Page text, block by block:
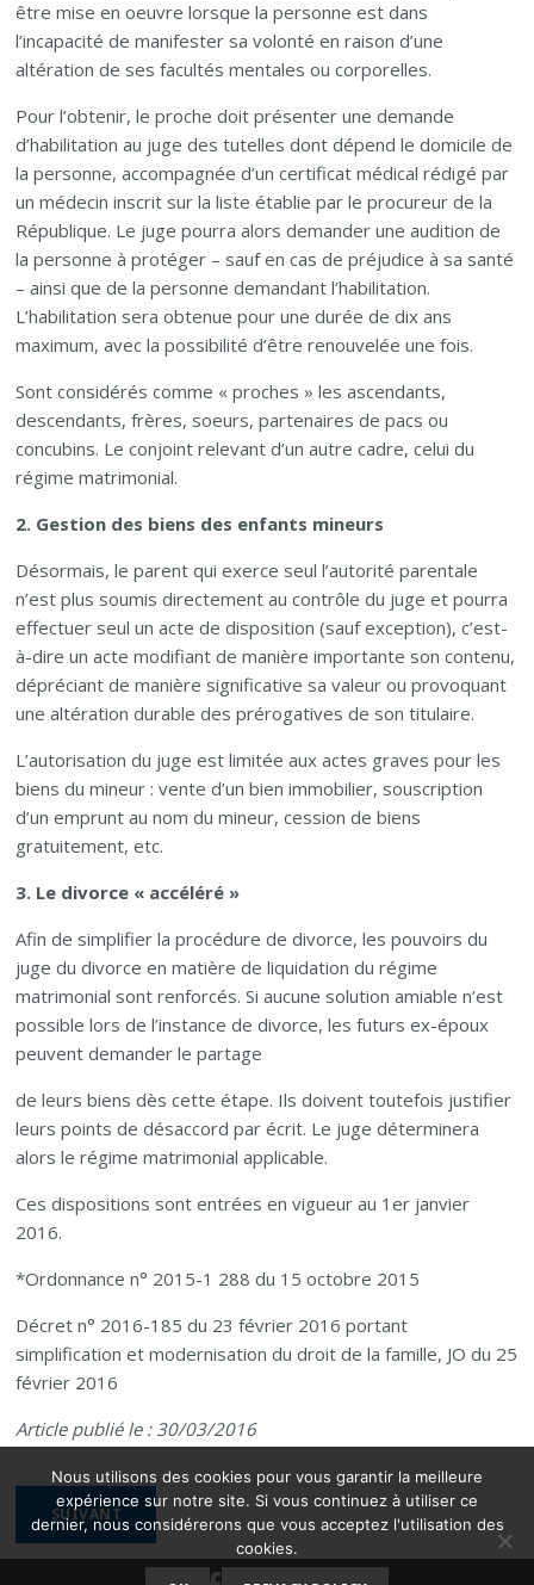
être mise en oeuvre lorsque la personne est dans
l’incapacité de manifester sa volonté en raison d’une
altération de ses facultés mentales ou corporelles.
Pour l’obtenir, le proche doit présenter une demande
d’habilitation au juge des tutelles dont dépend le domicile de
la personne, accompagnée d’un certificat médical rédigé par
un médecin inscrit sur la liste établie par le procureur de la
République. Le juge pourra alors demander une audition de
la personne à protéger – sauf en cas de préjudice à sa santé
– ainsi que de la personne demandant l’habilitation.
L’habilitation sera obtenue pour une durée de dix ans
maximum, avec la possibilité d’être renouvelée une fois.
Sont considérés comme « proches » les ascendants,
descendants, frères, soeurs, partenaires de pacs ou
concubins. Le conjoint relevant d’un autre cadre, celui du
régime matrimonial.
2. Gestion des biens des enfants mineurs
Désormais, le parent qui exerce seul l’autorité parentale
n’est plus soumis directement au contrôle du juge et pourra
effectuer seul un acte de disposition (sauf exception), c’est-
à-dire un acte modifiant de manière importante son contenu,
dépréciant de manière significative sa valeur ou provoquant
une altération durable des prérogatives de son titulaire.
L’autorisation du juge est limitée aux actes graves pour les
biens du mineur : vente d’un bien immobilier, souscription
d’un emprunt au nom du mineur, cession de biens
gratuitement, etc.
3. Le divorce « accéléré »
Afin de simplifier la procédure de divorce, les pouvoirs du
juge du divorce en matière de liquidation du régime
matrimonial sont renforcés. Si aucune solution amiable n’est
possible lors de l’instance de divorce, les futurs ex-époux
peuvent demander le partage
de leurs biens dès cette étape. Ils doivent toutefois justifier
leurs points de désaccord par écrit. Le juge déterminera
alors le régime matrimonial applicable.
Ces dispositions sont entrées en vigueur au 1er janvier
2016.
*Ordonnance n° 2015-1 288 du 15 octobre 2015
Décret n° 2016-185 du 23 février 2016 portant
simplification et modernisation du droit de la famille, JO du 25
février 2016
Article publié le : 30/03/2016
NAVIGATION
DE
L’ARTICLE
SUIVANT
Nous utilisons des cookies pour vous garantir la meilleure
expérience sur notre site. Si vous continuez à utiliser ce
dernier, nous considérerons que vous acceptez l'utilisation des
cookies.